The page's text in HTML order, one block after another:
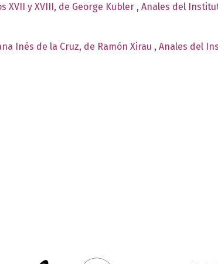
XVII y XVIII, de George Kubler , Anales del
Inés de la Cruz, de Ramón Xirau , Anales del